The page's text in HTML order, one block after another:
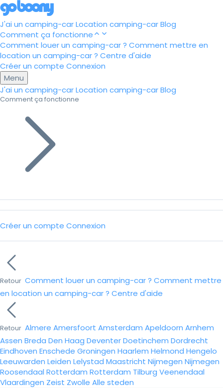
J'ai un camping-carLocation camping-carBlog
Comment ça fonctionne
Comment louer un camping-car ? Comment mettre en
location un camping-car ? Centre d'aide
Créer un compte Connexion
Menu
J'ai un camping-carLocation camping-carBlog
Comment ça fonctionne
Créer un compte Connexion
Retour Comment louer un camping-car ? Comment mettre
en location un camping-car ? Centre d'aide
Retour Almere Amersfoort Amsterdam Apeldoorn Arnhem
Assen Breda Den Haag DeventerDoetinchem Dordrecht
Eindhoven Enschede Groningen Haarlem Helmond Hengelo
Leeuwarden Leiden Lelystad Maastricht Nijmegen Nijmegen
Roosendaal Rotterdam Rotterdam Tilburg Veenendaal
Vlaardingen Zeist Zwolle Alle steden